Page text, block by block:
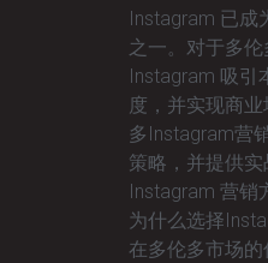
Instagram 已成
之一。对于多
Instagram 吸引
度，并实现商
多Instagram营
策略，并提供
Instagram 营销
为什么选择
在多伦多市场